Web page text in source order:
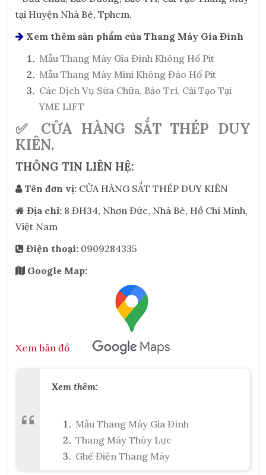
tại Huyện Nhà Bè, Tphcm.
Xem thêm sản phẩm của Thang Máy Gia Đình
Mẫu Thang Máy Gia Đình Không Hố Pit
Mẫu Thang Máy Mini Không Đào Hố Pit
Các Dịch Vụ Sửa Chữa, Bảo Trì, Cải Tạo Tại
YME LIFT
✅ CỬA HÀNG SẮT THÉP DUY
KIÊN.
THÔNG TIN LIÊN HỆ:
Tên đơn vị: CỬA HÀNG SẮT THÉP DUY KIÊN
Địa chỉ: 8 ĐH34, Nhơn Đức, Nhà Bè, Hồ Chí Minh,
Việt Nam
Điện thoại: 0909284335
Google Map:
Xem bản đồ
Xem thêm:
Mẫu Thang Máy Gia Đình
Thang Máy Thủy Lực
Ghế Điện Thang Máy